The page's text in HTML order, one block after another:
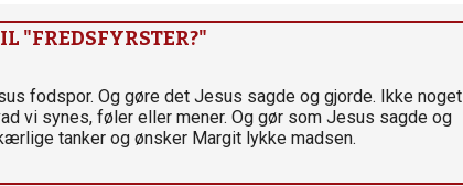
"FREDSFYRSTER?"
fodspor. Og gøre det Jesus sagde og gjorde. Ikke noget
vi synes, føler eller mener. Og gør som Jesus sagde og
tanker og ønsker Margit lykke madsen.